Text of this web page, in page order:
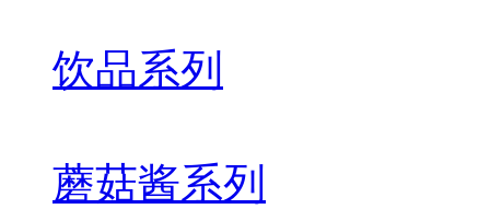
饮品系列
蘑菇酱系列